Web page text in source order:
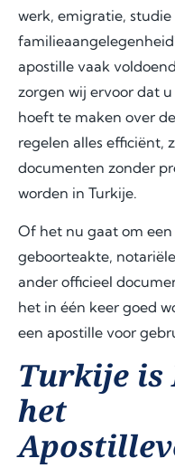
werk, emigratie, studie
apostille vaak
zorgen wij ervoor dat
hoeft te maken over
regelen alles efficiënt,
documenten zonder
worden in Turkije.
Of het nu gaat om
geboorteakte,
ander officieel
het in één keer goed
een apostille voor
Turkije is
het